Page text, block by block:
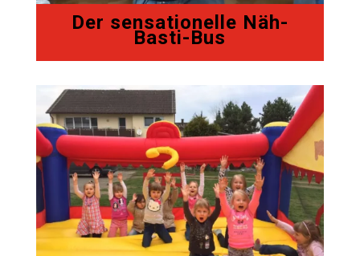
Der sensationelle Näh-
Basti-Bus